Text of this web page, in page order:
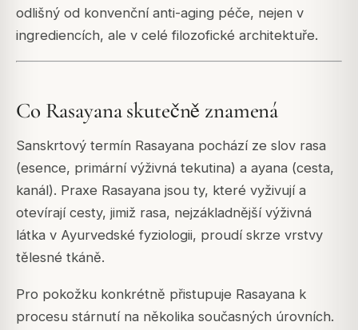
odlišný od konvenční anti-aging péče, nejen v
ingrediencích, ale v celé filozofické architektuře.
Co Rasayana skutečně znamená
Sanskrtový termín Rasayana pochází ze slov rasa
(esence, primární výživná tekutina) a ayana (cesta,
kanál). Praxe Rasayana jsou ty, které vyživují a
otevírají cesty, jimiž rasa, nejzákladnější výživná
látka v Ayurvedské fyziologii, proudí skrze vrstvy
tělesné tkáně.
Pro pokožku konkrétně přistupuje Rasayana k
procesu stárnutí na několika současných úrovních.